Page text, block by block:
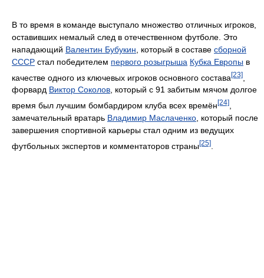
В то время в команде выступало множество отличных игроков,
оставивших немалый след в отечественном футболе. Это
нападающий Валентин Бубукин , который в составе сборной
СССР стал победителем первого розыгрыша Кубка Европы в
качестве одного из ключевых игроков основного состава[23]
форвард Виктор Соколов , который с 91 забитым мячом долгое
время был лучшим бомбардиром клуба всех времён [24]
замечательный вратарь Владимир Маслаченко , который после
завершения спортивной карьеры стал одним из ведущих
футбольных экспертов и комментаторов страны[25]